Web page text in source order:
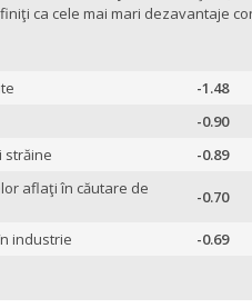
ca cele mai mari dezavantaje
-1.48
-0.90
străine
-0.89
aflaţi în căutare de
-0.70
industrie -0.69